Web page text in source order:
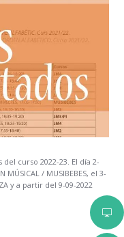
curso 2022-23. El día 2-
/ MUSIBEBES, el 3-
y a partir del 9-09-2022